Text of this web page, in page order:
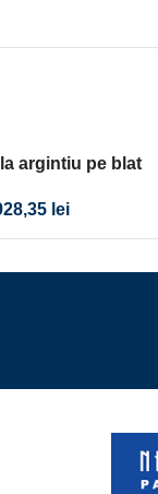
argintiu pe blat
lei